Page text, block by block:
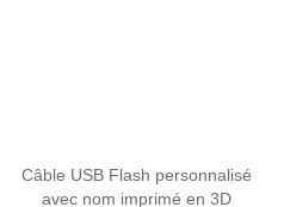
Câble USB Flash personnalisé
avec nom imprimé en 3D